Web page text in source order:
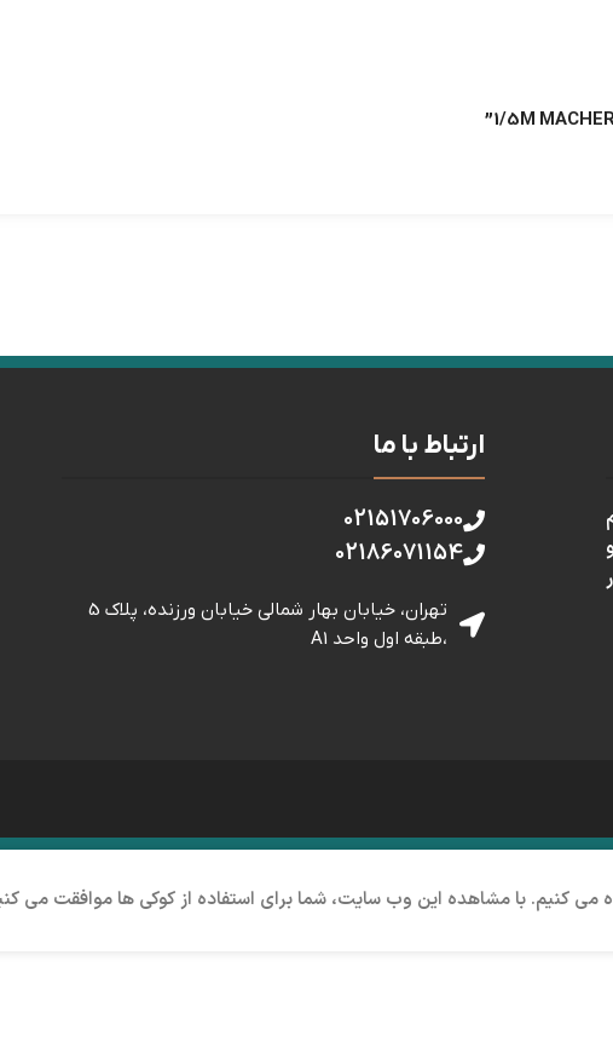
و
ارتباط با ما
02151706000
02186071154
تهران، خیابان بهار شمالی خيابان ورزنده، پلاک 5
،طبقه اول واحد A1
می کنیم. با مشاهده این وب سایت، شما برای استفاده از کوکی ها موافقت می